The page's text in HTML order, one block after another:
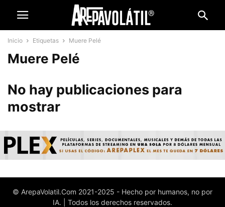
Inicio Etiquetas Muere Pelé
Muere Pelé
No hay publicaciones para
mostrar
© ArepaVolatil.Com 2021-2025 - Hecho por humanos, no por
IA. | Todos los derechos reservados.